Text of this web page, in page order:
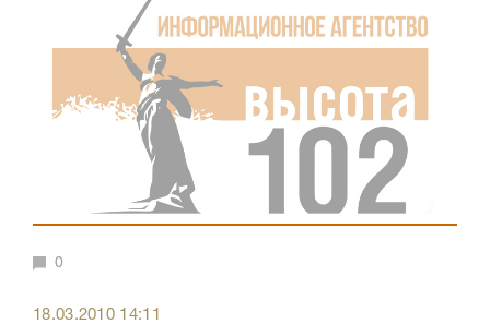
0
18.03.2010 14:11